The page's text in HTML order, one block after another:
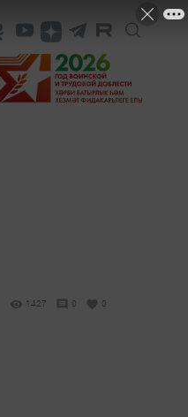
1427 0 0